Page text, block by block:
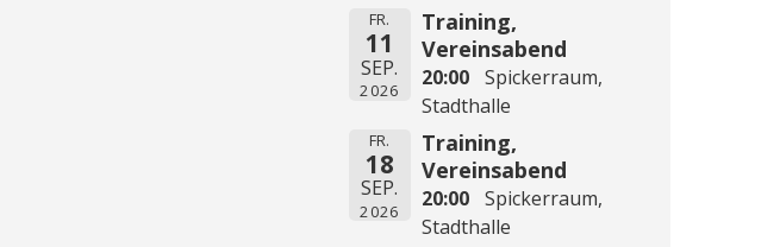
FR.
11
SEP.
2026
Training,
Vereinsabend
20:00 Spickerraum,
Stadthalle
FR.
18
SEP.
2026
Training,
Vereinsabend
20:00 Spickerraum,
Stadthalle